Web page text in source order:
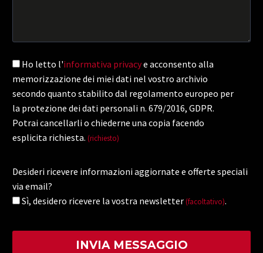
Ho letto l'informativa privacye acconsento alla
memorizzazione dei miei dati nel vostro archivio
secondo quanto stabilito dal regolamento europeo per
la protezione dei dati personali n. 679/2016, GDPR.
Potrai cancellarli o chiederne una copia facendo
esplicita richiesta. (richiesto)
Desideri ricevere informazioni aggiornate e offerte speciali
via email?
Sì, desidero ricevere la vostra newsletter (facoltativo).